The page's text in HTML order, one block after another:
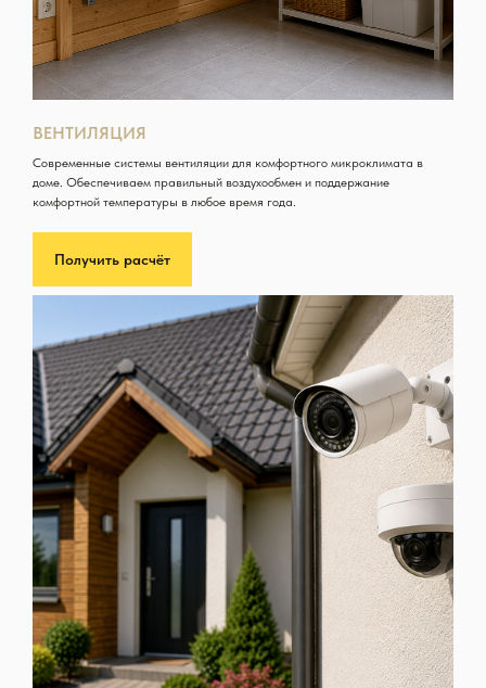
ВЕНТИЛЯЦИЯ
Современные системы вентиляции для комфортного микроклимата в
доме. Обеспечиваем правильный воздухообмен и поддержание
комфортной температуры в любое время года.
Получить расчёт